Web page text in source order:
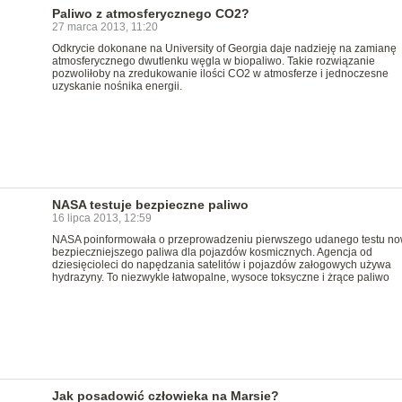
Paliwo z atmosferycznego CO2?
27 marca 2013, 11:20
Odkrycie dokonane na University of Georgia daje nadzieję na zamianę
atmosferycznego dwutlenku węgla w biopaliwo. Takie rozwiązanie
pozwoliłoby na zredukowanie ilości CO2 w atmosferze i jednoczesne
uzyskanie nośnika energii.
NASA testuje bezpieczne paliwo
16 lipca 2013, 12:59
NASA poinformowała o przeprowadzeniu pierwszego udanego testu
bezpieczniejszego paliwa dla pojazdów kosmicznych. Agencja od
dziesięcioleci do napędzania satelitów i pojazdów załogowych używa
hydrazyny. To niezwykle łatwopalne, wysoce toksyczne i żrące paliwo
Jak posadowić człowieka na Marsie?